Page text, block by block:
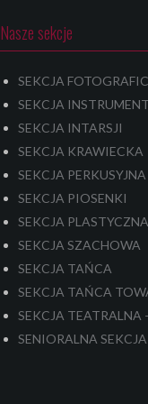
Nasze sekcje
SEKCJA
SEKCJA
SEKCJA INTARSJI
SEKCJA KRAWIECKA
SEKCJA PERKUSYJNA
SEKCJA PIOSENKI
SEKCJA PLASTYCZNA
SEKCJA SZACHOWA
SEKCJA TAŃCA
SEKCJA TAŃCA
SEKCJA TEATRALNA
SENIORALNA